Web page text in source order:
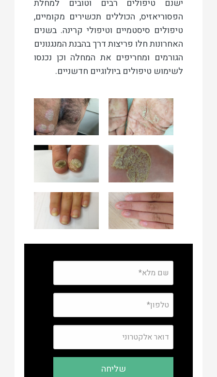
ישנם טיפולים רבים וטובים למחלת
הפסוריאזיס, הכוללים תכשירים מקומיים,
טיפולים סיסטמיים וטיפולי קרינה. בשנים
האחרונות חלו פריצות דרך בהבנת המנגנונים
הגורמים ומחריפים את המחלה וכן נכנסו
לשימוש טיפולים ביולוגיים חדשניים.